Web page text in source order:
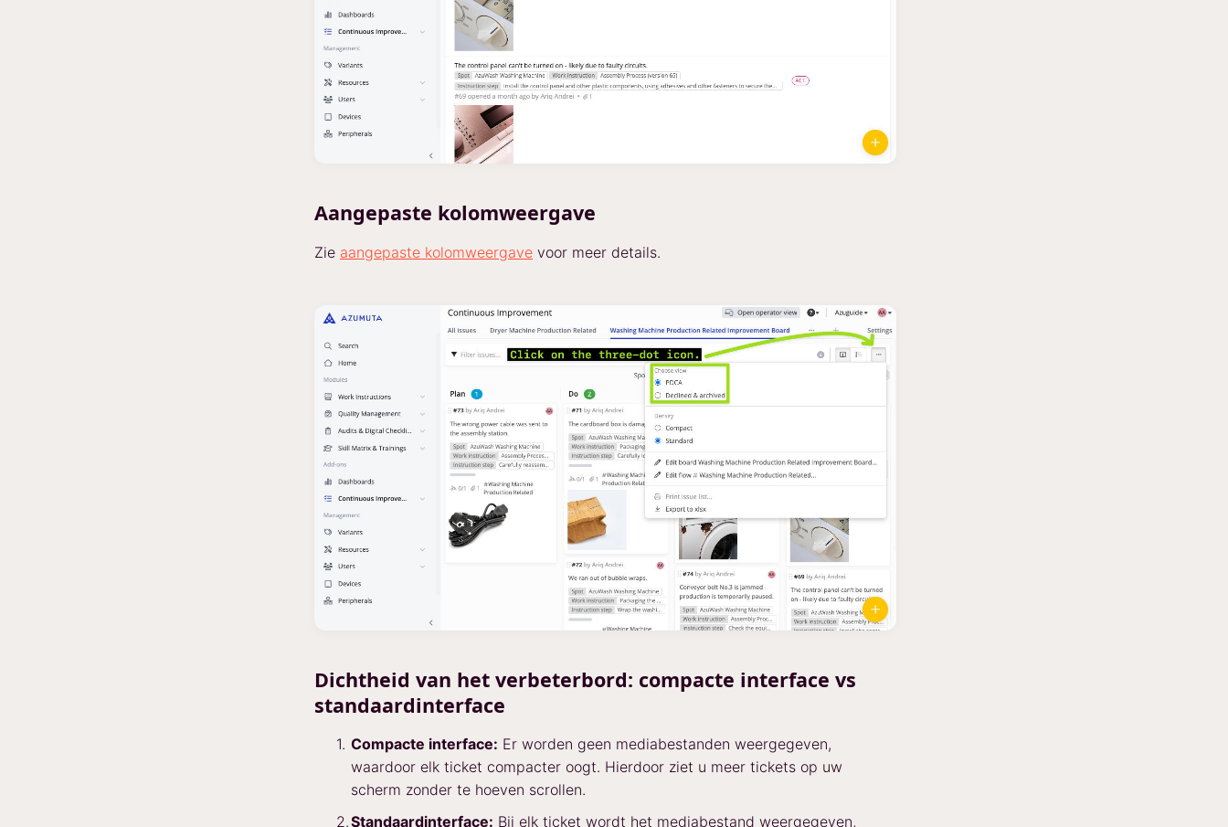
Aangepaste kolomweergave
Zie aangepaste kolomweergave voor meer details.
Dichtheid van het verbeterbord: compacte interface vs
standaardinterface
Compacte interface: Er worden geen mediabestanden weergegeven,
waardoor elk ticket compacter oogt. Hierdoor ziet u meer tickets op uw
scherm zonder te hoeven scrollen.
Standaardinterface: Bij elk ticket wordt het mediabestand weergegeven,